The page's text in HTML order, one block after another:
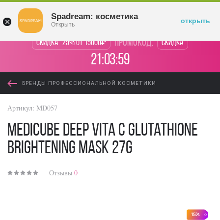
Скидка -25% от 15000₽ промокод: Скидка
21:03:59
БРЕНДЫ ПРОФЕССИОНАЛЬНОЙ КОСМЕТИКИ
15%
Артикул: MD057
Medicube Deep Vita C Glutathione
Brightening Mask 27g
Отзывы 0
Spadream: косметика
Открыть открыть